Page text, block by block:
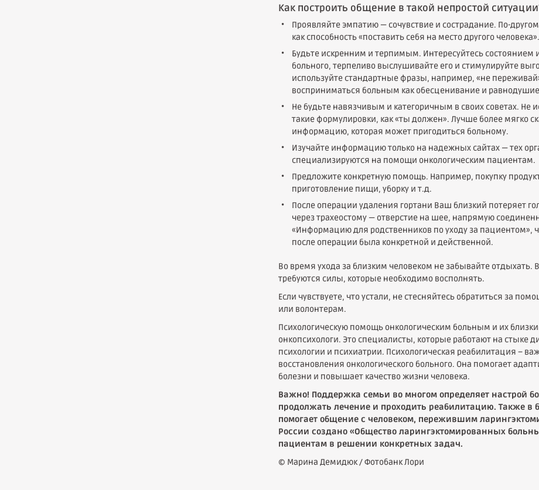
Как построить общение в такой непростой
Проявляйте эмпатию — сочувствие и сострадание. По-
как способность «поставить себя на место другого человека».
Будьте искренним и терпимым. Интересуйтесь
больного, терпеливо выслушивайте его и стимулируйте
используйте стандартные фразы, например, «не
восприниматься больным как обесценивание и
Не будьте навязчивым и категоричным в своих советах. Не
такие формулировки, как «ты должен». Лучше более мягко
информацию, которая может пригодиться больному.
Изучайте информацию только на надежных сайтах — тех
специализируются на помощи онкологическим пациентам.
Предложите конкретную помощь. Например, покупку
приготовление пищи, уборку и т.д.
После операции удаления гортани Ваш близкий потеряет
через трахеостому — отверстие на шее, напрямую
«Информацию для родственников по уходу за
после операции была конкретной и действенной.
Во время ухода за близким человеком не забывайте отдыхать.
требуются силы, которые необходимо восполнять.
Если чувствуете, что устали, не стесняйтесь обратиться за
или волонтерам.
Психологическую помощь онкологическим больным и их
онкопсихологи. Это специалисты, которые работают на стыке
психологии и психиатрии. Психологическая реабилитация –
восстановления онкологического больного. Она помогает
болезни и повышает качество жизни человека.
Важно! Поддержка семьи во многом определяет настрой
продолжать лечение и проходить реабилитацию. Также в
помогает общение с человеком, пережившим
России создано «Общество ларингэктомированных
пациентам в решении конкретных задач.
© Марина Демидюк / Фотобанк Лори